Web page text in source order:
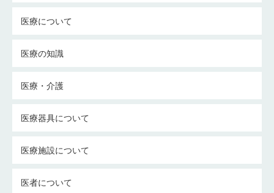
医療について
医療の知識
医療・介護
医療器具について
医療施設について
医者について